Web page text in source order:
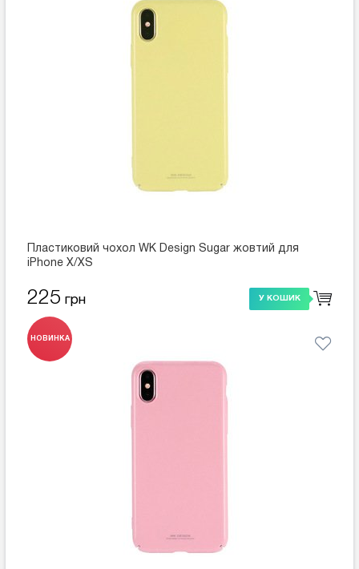
Пластиковий чохол WK Design Sugar жовтий для
iPhone X/XS
225 грн У КОШИК
НОВИНКА